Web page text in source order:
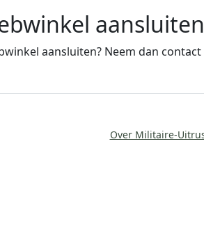
aansluiten
aansluiten? Neem dan contact
Over Militaire-